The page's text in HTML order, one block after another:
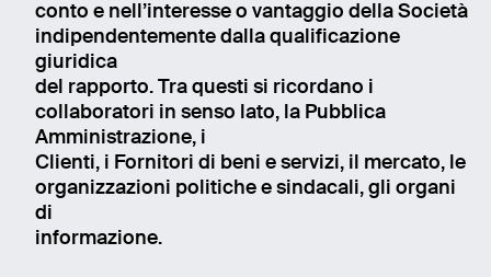
conto e nell’interesse o vantaggio della Società
indipendentemente dalla qualificazione
giuridica
del rapporto. Tra questi si ricordano i
collaboratori in senso lato, la Pubblica
Amministrazione, i
Clienti, i Fornitori di beni e servizi, il mercato, le
organizzazioni politiche e sindacali, gli organi
di
informazione.